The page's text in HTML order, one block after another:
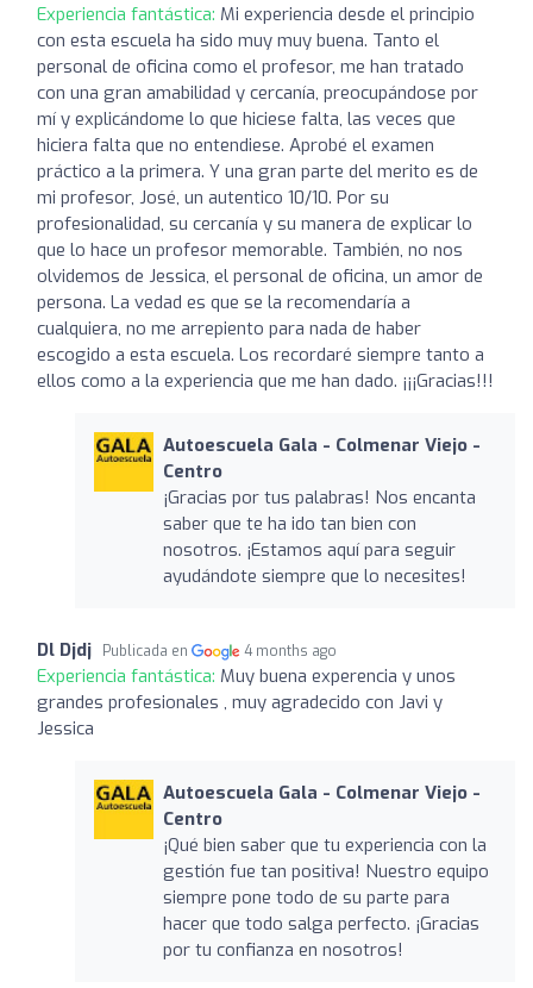
Experiencia fantástica: Mi experiencia desde el principio
con esta escuela ha sido muy muy buena. Tanto el
personal de oficina como el profesor, me han tratado
con una gran amabilidad y cercanía, preocupándose por
mí y explicándome lo que hiciese falta, las veces que
hiciera falta que no entendiese. Aprobé el examen
práctico a la primera. Y una gran parte del merito es de
mi profesor, José, un autentico 10/10. Por su
profesionalidad, su cercanía y su manera de explicar lo
que lo hace un profesor memorable. También, no nos
olvidemos de Jessica, el personal de oficina, un amor de
persona. La vedad es que se la recomendaría a
cualquiera, no me arrepiento para nada de haber
escogido a esta escuela. Los recordaré siempre tanto a
ellos como a la experiencia que me han dado. ¡¡¡Gracias!!!
Autoescuela Gala - Colmenar Viejo -
Centro
¡Gracias por tus palabras! Nos encanta
saber que te ha ido tan bien con
nosotros. ¡Estamos aquí para seguir
ayudándote siempre que lo necesites!
Dl Djdj Publicada en 4 months ago
Experiencia fantástica: Muy buena experencia y unos
grandes profesionales , muy agradecido con Javi y
Jessica
Autoescuela Gala - Colmenar Viejo -
Centro
¡Qué bien saber que tu experiencia con la
gestión fue tan positiva! Nuestro equipo
siempre pone todo de su parte para
hacer que todo salga perfecto. ¡Gracias
por tu confianza en nosotros!